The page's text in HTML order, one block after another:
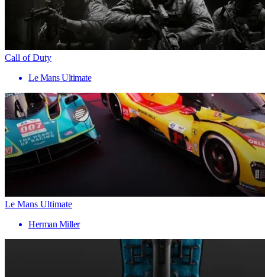
Call of Duty
Le Mans Ultimate
Le Mans Ultimate
Herman Miller